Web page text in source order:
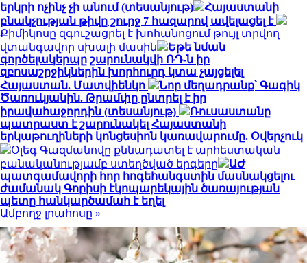
երկրի ոչինչ չի անում (տեսանյութ)
Հայաստանի
բնակչության թիվը շուրջ 7 հազարով ավելացել է
Քիմիկոսը զգուշացրել է խոհանոցում թույլ տրվող
վտանգավոր սխալի մասին
Եթե նման
գործելակերպը շարունակվի ՌԴ-ն իր
զբոսաշրջիկներին խորհուրդ կտա չայցելել
Հայաստան. Մատվիենկո
Նոր մեղադրանք՝ Գագիկ
Ծառուկյանին. Թրամփը ընտրել է իր
իրավահաջորդին (տեսանյութ)
Ռուսաստանը
պատրաստ է շարունակել Հայաստանի
երկաթուղիների կոնցեսիոն կառավարումը. Օվերչուկ
Օլեգ Գազմանովը քննադատել է արհեստական
բանականությամբ ստեղծված երգերը
ԱԺ
պատգամավորի հոր հոգեհանգստին մասնակցելու
ժամանակ Գորիսի էկոպարեկային ծառայության
պետը հանկարծամահ է եղել
Ամբողջ լրահոսը »